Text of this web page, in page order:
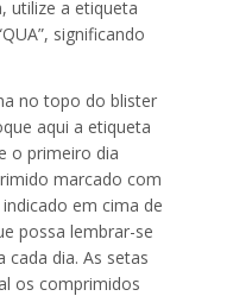
utilize a etiqueta
significando
no topo do blister
aqui a etiqueta
o primeiro dia
marcado com
em cima de
possa lembrar-se
dia. As setas
os comprimidos